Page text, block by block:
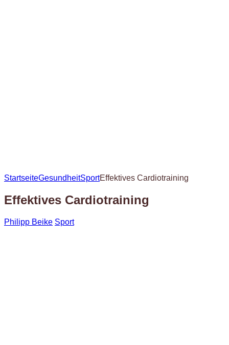
StartseiteGesundheitSportEffektives Cardiotraining
Effektives Cardiotraining
Philipp Beike Sport